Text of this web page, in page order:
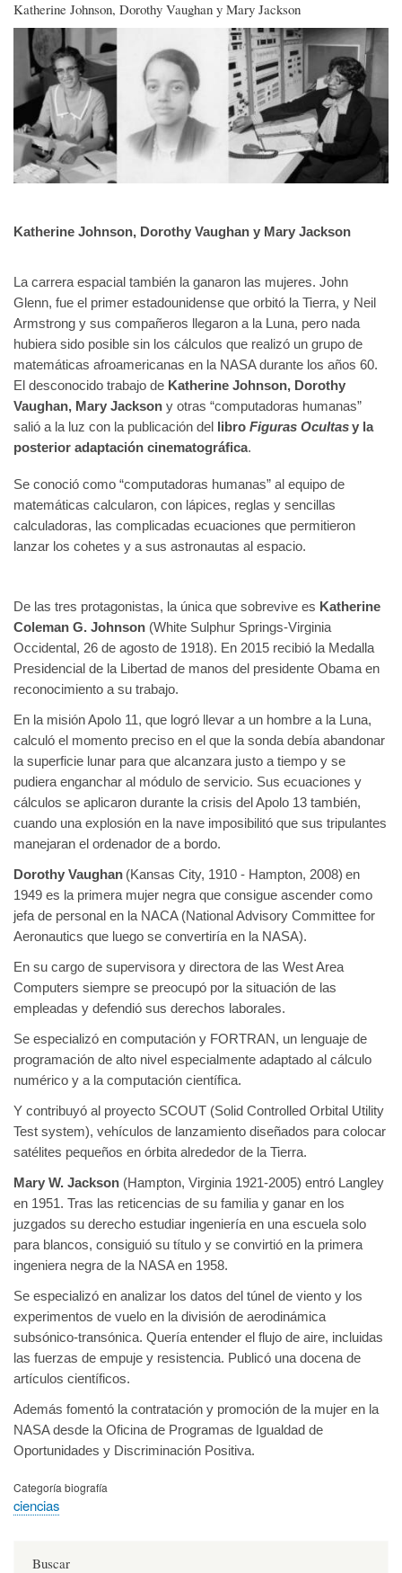
Katherine Johnson, Dorothy Vaughan y Mary Jackson
Katherine Johnson, Dorothy Vaughan y Mary Jackson
La carrera espacial también la ganaron las mujeres. John
Glenn, fue el primer estadounidense que orbitó la Tierra, y Neil
Armstrong y sus compañeros llegaron a la Luna, pero nada
hubiera sido posible sin los cálculos que realizó un grupo de
matemáticas afroamericanas en la NASA durante los años 60.
El desconocido trabajo de Katherine Johnson, Dorothy
Vaughan, Mary Jackson y otras “computadoras humanas”
salió a la luz con la publicación del libro Figuras Ocultasy la
posterior adaptación cinematográfica.
Se conoció como “computadoras humanas” al equipo de
matemáticas calcularon, con lápices, reglas y sencillas
calculadoras, las complicadas ecuaciones que permitieron
lanzar los cohetes y a sus astronautas al espacio.
De las tres protagonistas, la única que sobrevive es Katherine
Coleman G. Johnson (White Sulphur Springs-Virginia
Occidental, 26 de agosto de 1918). En 2015 recibió la Medalla
Presidencial de la Libertad de manos del presidente Obama en
reconocimiento a su trabajo.
En la misión Apolo 11, que logró llevar a un hombre a la Luna,
calculó el momento preciso en el que la sonda debía abandonar
la superficie lunar para que alcanzara justo a tiempo y se
pudiera enganchar al módulo de servicio. Sus ecuaciones y
cálculos se aplicaron durante la crisis del Apolo 13 también,
cuando una explosión en la nave imposibilitó que sus tripulantes
manejaran el ordenador de a bordo.
Dorothy Vaughan (Kansas City, 1910 - Hampton, 2008) en
1949 es la primera mujer negra que consigue ascender como
jefa de personal en la NACA (National Advisory Committee for
Aeronautics que luego se convertiría en la NASA).
En su cargo de supervisora y directora de las West Area
Computers siempre se preocupó por la situación de las
empleadas y defendió sus derechos laborales.
Se especializó en computación y FORTRAN, un lenguaje de
programación de alto nivel especialmente adaptado al cálculo
numérico y a la computación científica.
Y contribuyó al proyecto SCOUT (Solid Controlled Orbital Utility
Test system), vehículos de lanzamiento diseñados para colocar
satélites pequeños en órbita alrededor de la Tierra.
Mary W. Jackson (Hampton, Virginia 1921-2005) entró Langley
en 1951. Tras las reticencias de su familia y ganar en los
juzgados su derecho estudiar ingeniería en una escuela solo
para blancos, consiguió su título y se convirtió en la primera
ingeniera negra de la NASA en 1958.
Se especializó en analizar los datos del túnel de viento y los
experimentos de vuelo en la división de aerodinámica
subsónico-transónica. Quería entender el flujo de aire, incluidas
las fuerzas de empuje y resistencia. Publicó una docena de
artículos científicos.
Además fomentó la contratación y promoción de la mujer en la
NASA desde la Oficina de Programas de Igualdad de
Oportunidades y Discriminación Positiva.
Categoría biografía
ciencias
Buscar